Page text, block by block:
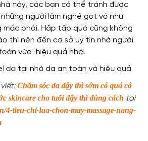
này, các bạn có thể tránh được
người làm nghề gọt vỏ như
phải. Hấp tấp quá cũng không
thì nên đến cơ sở uy tín nhờ người
vừa hiệu quả nhé!
Chăm sóc da dậy thì sớm có quá có
skincare cho tuổi dậy thì đúng cách tại
4-tieu-chi-lua-chon-may-massage-nang-